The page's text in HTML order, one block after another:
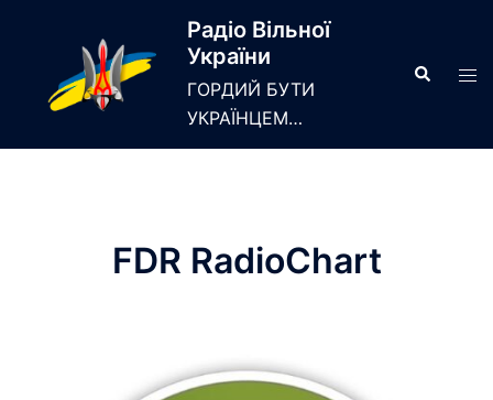
Радіо Вільної
України
ГОРДИЙ БУТИ
УКРАЇНЦЕМ…
Search
FDR RadioChart